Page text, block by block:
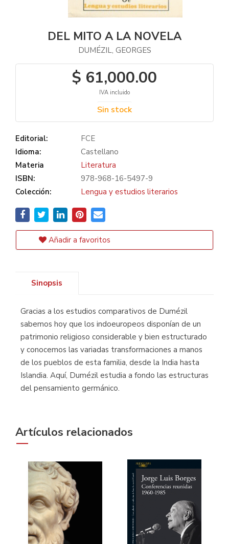
DEL MITO A LA NOVELA
DUMÉZIL, GEORGES
$ 61,000.00
IVA incluido
Sin stock
Editorial:
FCE
Idioma:
Castellano
Materia
Literatura
ISBN:
978-968-16-5497-9
Colección:
Lengua y estudios literarios
Añadir a favoritos
Sinopsis
Gracias a los estudios comparativos de Dumézil
sabemos hoy que los indoeuropeos disponían de un
patrimonio religioso considerable y bien estructurado
y conocemos las variadas transformaciones a manos
de los pueblos de esta familia, desde la India hasta
Islandia. Aquí, Dumézil estudia a fondo las estructuras
del pensamiento germánico.
Artículos relacionados